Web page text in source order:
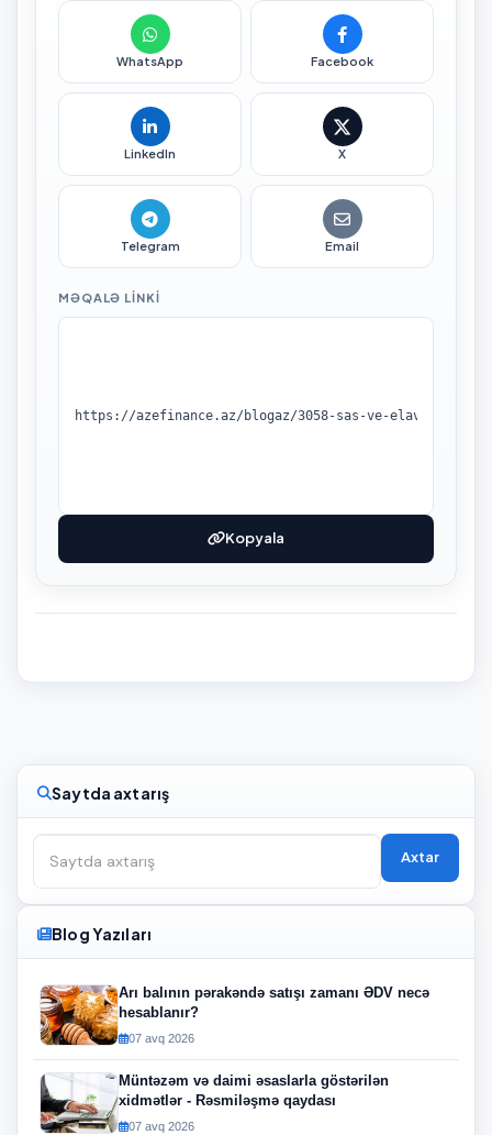
WhatsApp Facebook
LinkedIn X
Telegram Email
MƏQALƏ LINKI
Kopyala
Saytda axtarış
Axtar
Blog Yazıları
Arı balının pərakəndə satışı zamanı ƏDV necə
hesablanır?
07 avq 2026
Müntəzəm və daimi əsaslarla göstərilən
xidmətlər - Rəsmiləşmə qaydası
07 avq 2026